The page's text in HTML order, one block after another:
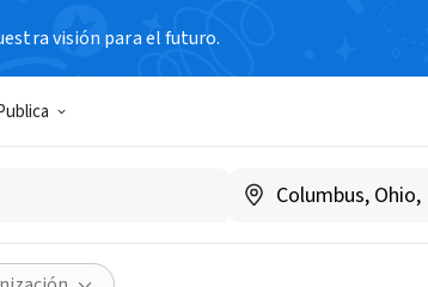
visión para el futuro.